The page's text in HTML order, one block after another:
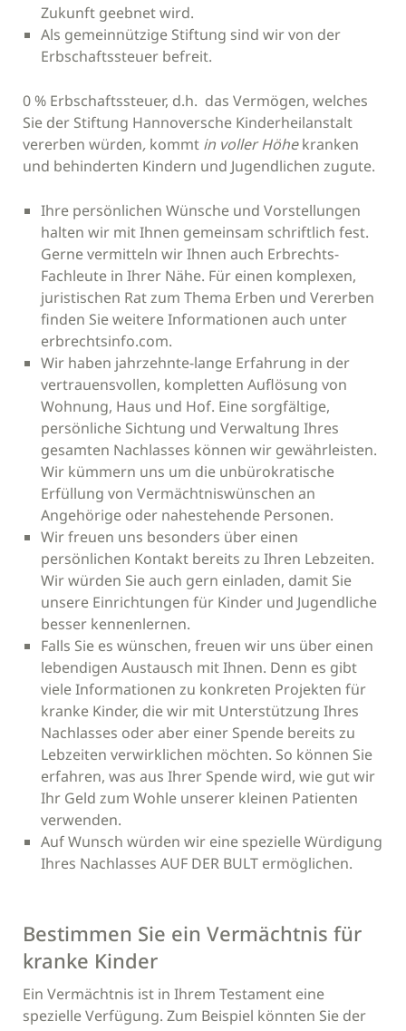
Zukunft geebnet wird.
Als gemeinnützige Stiftung sind wir von der
Erbschaftssteuer befreit.
0 % Erbschaftssteuer, d.h. das Vermögen, welches
Sie der Stiftung Hannoversche Kinderheilanstalt
vererben würden, kommt in voller Höhekranken
und behinderten Kindern und Jugendlichen zugute.
Ihre persönlichen Wünsche und Vorstellungen
halten wir mit Ihnen gemeinsam schriftlich fest.
Gerne vermitteln wir Ihnen auch Erbrechts-
Fachleute in Ihrer Nähe. Für einen komplexen,
juristischen Rat zum Thema Erben und Vererben
finden Sie weitere Informationen auch unter
erbrechtsinfo.com.
Wir haben jahrzehnte-lange Erfahrung in der
vertrauensvollen, kompletten Auflösung von
Wohnung, Haus und Hof. Eine sorgfältige,
persönliche Sichtung und Verwaltung Ihres
gesamten Nachlasses können wir gewährleisten.
Wir kümmern uns um die unbürokratische
Erfüllung von Vermächtniswünschen an
Angehörige oder nahestehende Personen.
Wir freuen uns besonders über einen
persönlichen Kontakt bereits zu Ihren Lebzeiten.
Wir würden Sie auch gern einladen, damit Sie
unsere Einrichtungen für Kinder und Jugendliche
besser kennenlernen.
Falls Sie es wünschen, freuen wir uns über einen
lebendigen Austausch mit Ihnen. Denn es gibt
viele Informationen zu konkreten Projekten für
kranke Kinder, die wir mit Unterstützung Ihres
Nachlasses oder aber einer Spende bereits zu
Lebzeiten verwirklichen möchten. So können Sie
erfahren, was aus Ihrer Spende wird, wie gut wir
Ihr Geld zum Wohle unserer kleinen Patienten
verwenden.
Auf Wunsch würden wir eine spezielle Würdigung
Ihres Nachlasses AUF DER BULT ermöglichen.
Bestimmen Sie ein Vermächtnis für
kranke Kinder
Ein Vermächtnis ist in Ihrem Testament eine
spezielle Verfügung. Zum Beispiel könnten Sie der